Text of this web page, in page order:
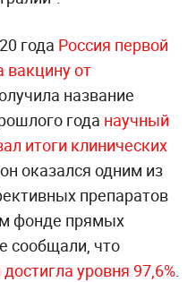
года Россия первой
вакцину от
название
года научный
итоги клинических
оказался одним из
препаратов
фонде прямых
сообщали, что
уровня 97,6%.